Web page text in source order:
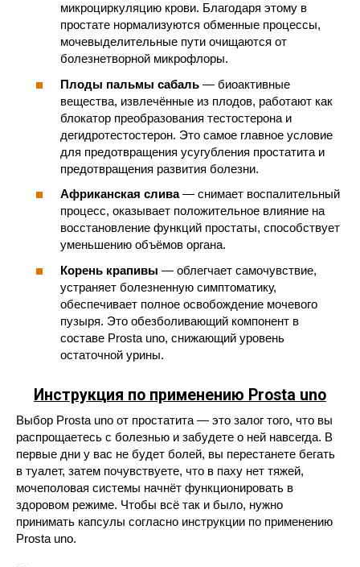
микроциркуляцию крови. Благодаря этому в
простате нормализуются обменные процессы,
мочевыделительные пути очищаются от
болезнетворной микрофлоры.
Плоды пальмы сабаль — биоактивные
вещества, извлечённые из плодов, работают как
блокатор преобразования тестостерона и
дегидротестостерон. Это самое главное условие
для предотвращения усугубления простатита и
предотвращения развития болезни.
Африканская слива— снимает воспалительный
процесс, оказывает положительное влияние на
восстановление функций простаты, способствует
уменьшению объёмов органа.
Корень крапивы — облегчает самочувствие,
устраняет болезненную симптоматику,
обеспечивает полное освобождение мочевого
пузыря. Это обезболивающий компонент в
составе Prosta uno, снижающий уровень
остаточной урины.
Инструкция по применению Prosta uno
Выбор Prosta uno от простатита — это залог того, что вы
распрощаетесь с болезнью и забудете о ней навсегда. В
первые дни у вас не будет болей, вы перестанете бегать
в туалет, затем почувствуете, что в паху нет тяжей,
мочеполовая системы начнёт функционировать в
здоровом режиме. Чтобы всё так и было, нужно
принимать капсулы согласно инструкции по применению
Prosta uno.